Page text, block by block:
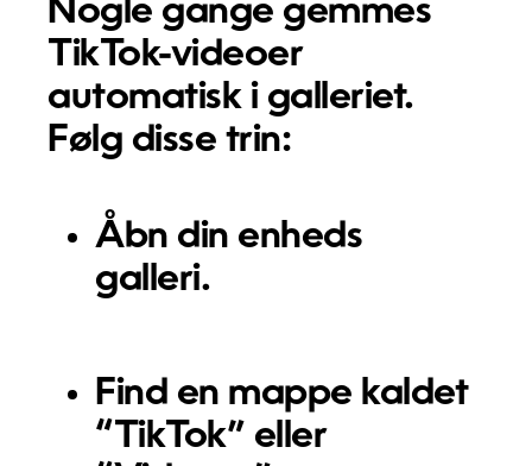
Nogle gange gemmes
TikTok-videoer
automatisk i galleriet.
Følg disse trin:
Åbn din enheds
galleri.
Find en mappe kaldet
“TikTok” eller